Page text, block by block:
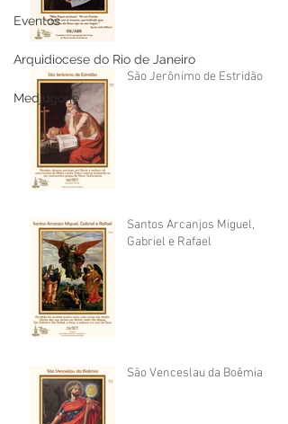
Eventos
Arquidiocese do Rio de Janeiro
Medjugorje
São Jerônimo de Estridão
Santos Arcanjos Miguel,
Gabriel e Rafael
São Venceslau da Boêmia